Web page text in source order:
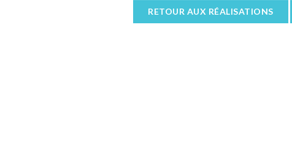
RETOUR AUX RÉALISATIONS